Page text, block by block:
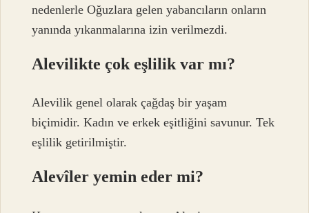
nedenlerle Oğuzlara gelen yabancıların onların
yanında yıkanmalarına izin verilmezdi.
Alevilikte çok eşlilik var mı?
Alevilik genel olarak çağdaş bir yaşam
biçimidir. Kadın ve erkek eşitliğini savunur. Tek
eşlilik getirilmiştir.
Alevîler yemin eder mi?